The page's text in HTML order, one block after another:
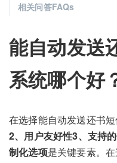
能自动发送
系统哪个好
在选择能自动发送还书
2、用户友好性3、支持
制化选项是关键要素。
相关问答FAQs